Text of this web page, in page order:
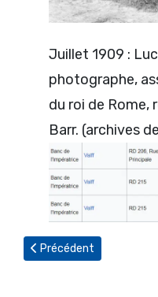
Juillet 1909 :
photographe,
du roi de Rome,
Barr. (archives
Article précédent :
Précédent